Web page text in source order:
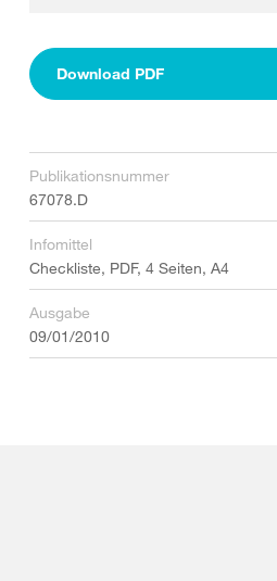
Download PDF
Publikationsnummer
67078.D
Infomittel
Checkliste, PDF, 4 Seiten, A4
Ausgabe
09/01/2010